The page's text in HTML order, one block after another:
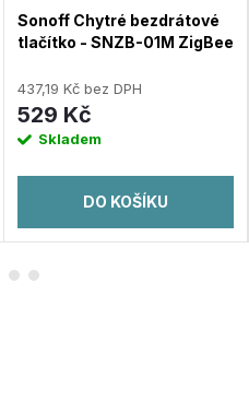
Sonoff Chytré bezdrátové
tlačítko - SNZB-01M ZigBee
437,19 Kč bez DPH
529 Kč
Skladem
DO KOŠÍKU